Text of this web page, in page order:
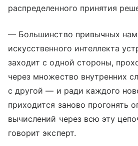
распределенного принятия
— Большинство привычных
искусственного интеллекта
заходит с одной стороны,
через множество внутренних
с другой — и ради каждого
приходится заново прогонять
вычислений через всю эту
говорит эксперт.